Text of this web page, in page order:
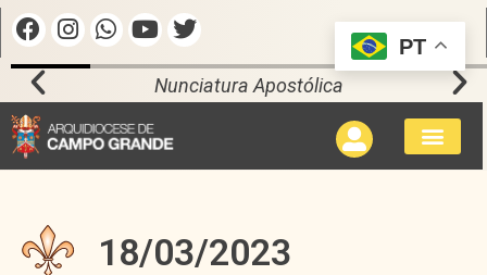
Nunciatura Apostólica
18/03/2023
PT